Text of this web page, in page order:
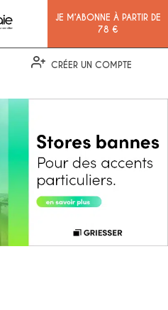
JE M’ABONNE À PARTIR DE
78 €
CRÉER UN COMPTE